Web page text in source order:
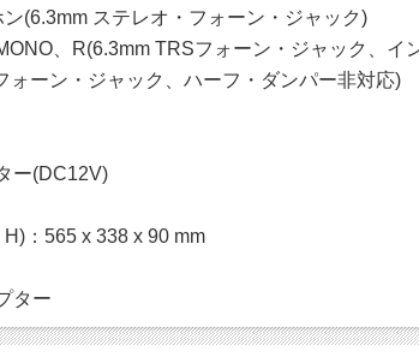
(6.3mm ステレオ・フォーン・ジャック)
、R(6.3mm TRSフォーン・ジャック、イ
ォーン・ジャック、ハーフ・ダンパー非対応)
ー(DC12V)
：565 x 338 x 90 mm
ター